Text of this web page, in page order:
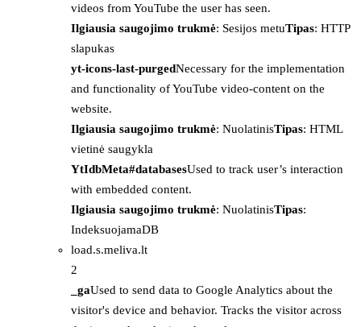
videos from YouTube the user has seen.
Ilgiausia saugojimo trukmė: Sesijos metuTipas: HTTP
slapukas
yt-icons-last-purgedNecessary for the implementation
and functionality of YouTube video-content on the
website.
Ilgiausia saugojimo trukmė: NuolatinisTipas: HTML
vietinė saugykla
YtIdbMeta#databasesUsed to track user’s interaction
with embedded content.
Ilgiausia saugojimo trukmė: NuolatinisTipas:
IndeksuojamaDB
load.s.meliva.lt
2
_gaUsed to send data to Google Analytics about the
visitor's device and behavior. Tracks the visitor across